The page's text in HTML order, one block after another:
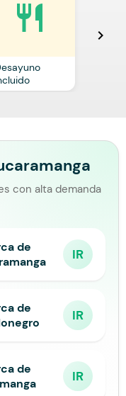
restaurant
chevron_right
con alta demanda
de
IR
de
IR
de
IR